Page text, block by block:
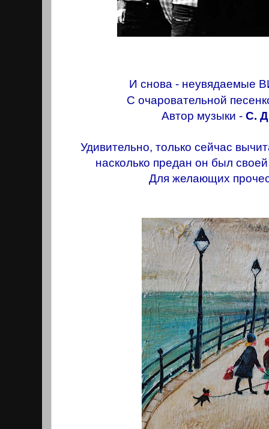
И снова - неувядаемые
С очаровательной
Автор музыки -С.
Удивительно, только сейчас
насколько предан он был
Для желающих